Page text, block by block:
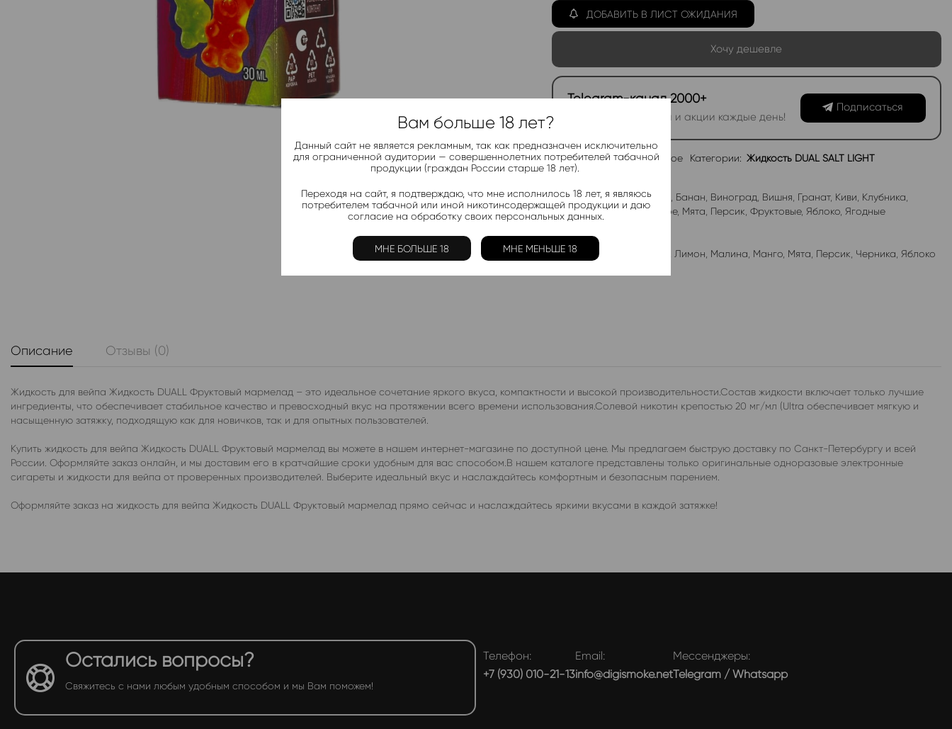
ДОБАВИТЬ В ЛИСТ ОЖИДАНИЯ
Хочу дешевле
Telegram-канал 2000+
Актуальные новинки и акции каждые день!
Подписаться
Добавить в избранное Категории: Жидкость DUAL SALT LIGHT
Ананас,Арбуз,Бабл-Гам Банан Виноград Вишня Гранат, Киви Клубника
Лимон,Манго, Мороженое, Мята Персик Фруктовые, Яблоко, Ягодные
Жидкости:
Ананас
Арбуз Лимон Малина Манго, Мята Персик Черника Яблоко
Описание Отзывы (0)
Жидкость для вейпа Жидкость DUALL Фруктовый мармелад – это идеальное сочетание яркого вкуса, компактности и высокой производительности.Состав жидкости включает только лучшие
ингредиенты, что обеспечивает стабильное качество и превосходный вкус на протяжении всего времени использования.Солевой никотин крепостью 20 мг/мл (Ultra обеспечивает мягкую и
насыщенную затяжку, подходящую как для новичков, так и для опытных пользователей.
Купить жидкость для вейпа Жидкость DUALL Фруктовый мармелад вы можете в нашем интернет-магазине по доступной цене. Мы предлагаем быструю доставку по Санкт-Петербургу и всей
России. Оформляйте заказ онлайн, и мы доставим его в кратчайшие сроки удобным для вас способом.В нашем каталоге представлены только оригинальные одноразовые электронные
сигареты и жидкости для вейпа от проверенных производителей. Выберите идеальный вкус и наслаждайтесь комфортным и безопасным парением.
Оформляйте заказ на жидкость для вейпа Жидкость DUALL Фруктовый мармелад прямо сейчас и наслаждайтесь яркими вкусами в каждой затяжке!
Остались вопросы?
Свяжитесь с нами любым удобным способом и мы Вам поможем!
Телефон:
+7 (930) 010-21-13
Email:
info@digismoke.net
Мессенджеры:
Telegram / Whatsapp
Вам больше 18 лет?
Данный сайт не является рекламным, так как предназначен исключительно
для ограниченной аудитории — совершеннолетних потребителей табачной
продукции (граждан России старше 18 лет).
Переходя на сайт, я подтверждаю, что мне исполнилось 18 лет, я являюсь
потребителем табачной или иной никотинсодержащей продукции и даю
согласие на обработку своих персональных данных.
МНЕ БОЛЬШЕ 18 МНЕ МЕНЬШЕ 18